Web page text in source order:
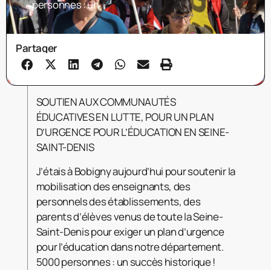
personnes : un
Partager
SOUTIEN AUX COMMUNAUTÉS
ÉDUCATIVES EN LUTTE, POUR UN PLAN
D’URGENCE POUR L’ÉDUCATION EN SEINE-
SAINT-DENIS
J’étais à Bobigny aujourd’hui pour soutenir la
mobilisation des enseignants, des
personnels des établissements, des
parents d’élèves venus de toute la Seine-
Saint-Denis pour exiger un plan d’urgence
pour l’éducation dans notre département.
5000 personnes : un succès historique !